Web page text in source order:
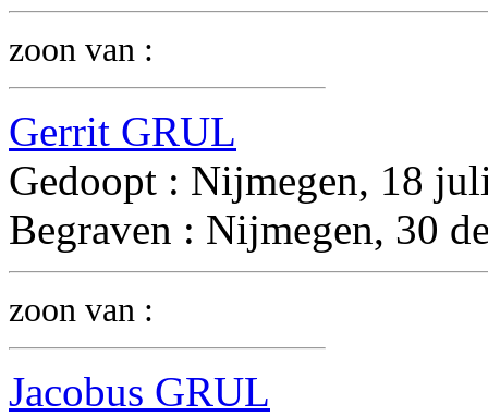
zoon van :
Gerrit GRUL
Gedoopt : Nijmegen, 18
Begraven : Nijmegen, 30
zoon van :
Jacobus GRUL